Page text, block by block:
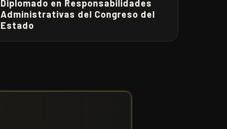
Diplomado en Responsabilidades
Administrativas del Congreso del
Estado